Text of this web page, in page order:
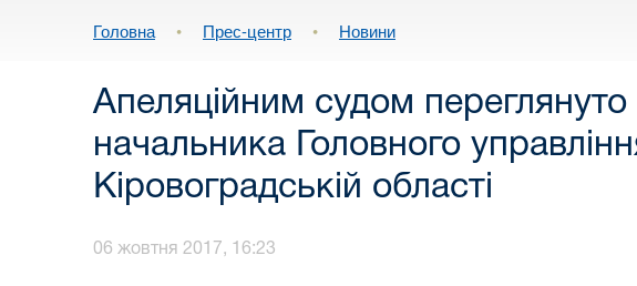
Головна • Прес-центр • Новини
Апеляційним судом переглянуто
начальника Головного
Кіровоградській області
06 жовтня 2017, 16:23